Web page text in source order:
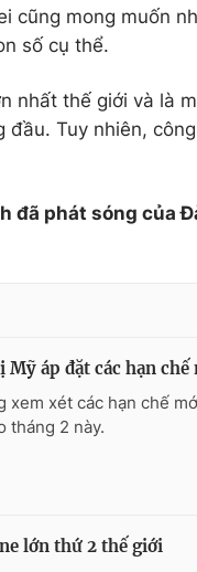
cũng mong muốn
số cụ thể.
nhất thế giới và là
Tuy nhiên,
đã phát sóng của
Mỹ áp đặt các hạn
xem xét các hạn chế
tháng 2 này.
lớn thứ 2 thế giới